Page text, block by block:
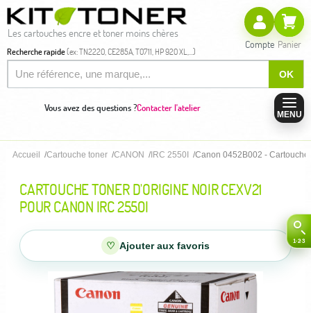
Les cartouches encre et toner moins chères
Recherche rapide(ex: TN2220, CE285A, T0711, HP 920 XL,...)
OK
Compte Panier
Vous avez des questions ?Contacter l'atelier
MENU
Accueil Cartouche toner CANON IRC 2550I Canon 0452B002 -
CARTOUCHE TONER D'ORIGINE NOIR CEXV21
POUR CANON IRC 2550I
♡ Ajouter aux favoris